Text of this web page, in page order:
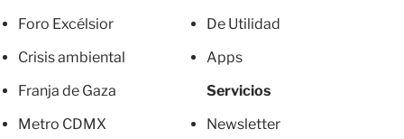
Foro Excélsior
Crisis ambiental
Franja de Gaza
Metro CDMX
De Utilidad
Apps
Servicios
Newsletter